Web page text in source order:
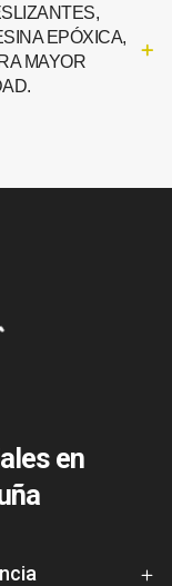
EPÓXICA,
MAYOR
en